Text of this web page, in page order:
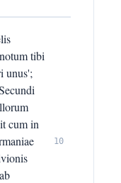
tibi
unus';
cum in
10